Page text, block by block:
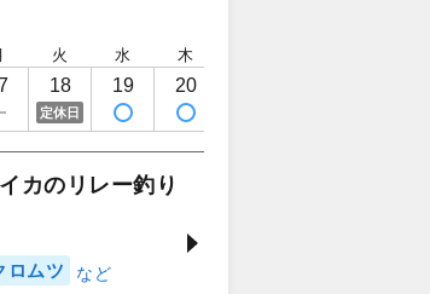
火
18
定休日
水
19
木
20
カのリレー釣り
ロムツ